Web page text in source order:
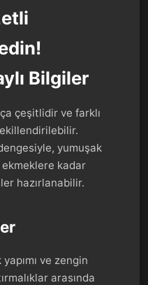
Bilgiler
çeşitlidir ve farklı
yumuşak
kadar
hazırlanabilir.
ve zengin
arasında